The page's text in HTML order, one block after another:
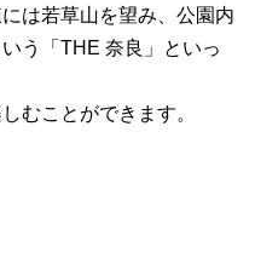
は若草山を望み、公園内
う「THE 奈良」といっ
むことができます。